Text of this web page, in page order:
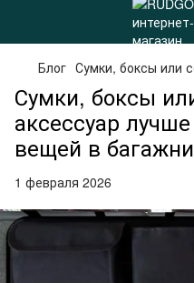
Блог Сумки, боксы или
Сумки, боксы
аксессуар
вещей в
1 февраля 2026